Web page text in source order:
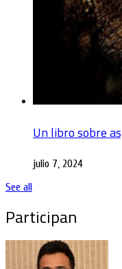
Un libro sobre
julio 7, 2024
See all
Participan